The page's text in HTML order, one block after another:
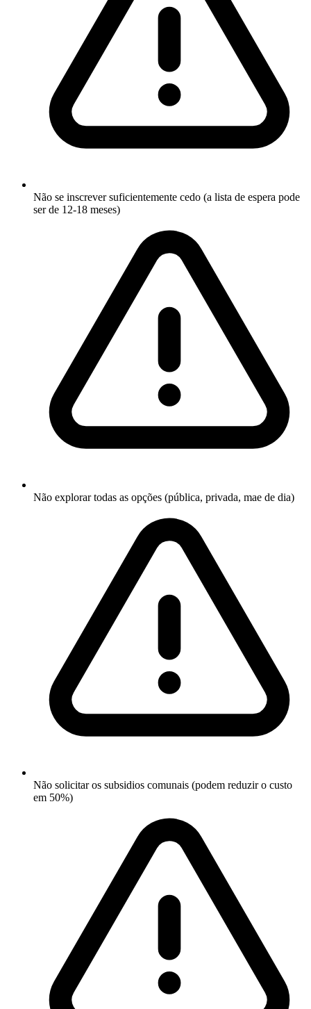
Não se inscrever suficientemente cedo (a lista de espera pode
ser de 12-18 meses)
Não explorar todas as opções (pública, privada, mae de dia)
Não solicitar os subsidios comunais (podem reduzir o custo
em 50%)